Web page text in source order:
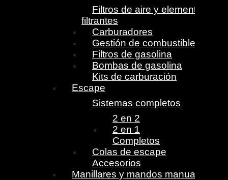
Filtros de aire y elementos
filtrantes
Carburadores
Gestión de combustible
Filtros de gasolina
Bombas de gasolina
Kits de carburación
Escape
Sistemas completos
2 en 2
2 en 1
Completos
Colas de escape
Accesorios
Manillares y mandos manuales